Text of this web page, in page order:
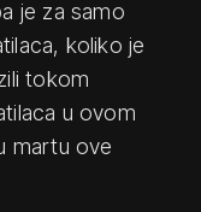
je za samo
koliko je
tokom
u ovom
martu ove